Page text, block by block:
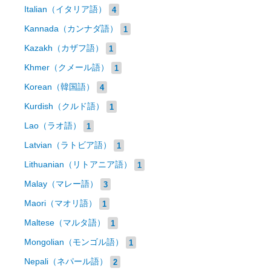
Italian（イタリア語） 4
Kannada（カンナダ語） 1
Kazakh（カザフ語） 1
Khmer（クメール語） 1
Korean（韓国語） 4
Kurdish（クルド語） 1
Lao（ラオ語） 1
Latvian（ラトビア語） 1
Lithuanian（リトアニア語） 1
Malay（マレー語） 3
Maori（マオリ語） 1
Maltese（マルタ語） 1
Mongolian（モンゴル語） 1
Nepali（ネパール語） 2